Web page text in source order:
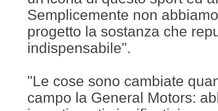
Semplicemente non
progetto la sostanza che
indispensabile".
"Le cose sono cambiate
campo la General Motors: